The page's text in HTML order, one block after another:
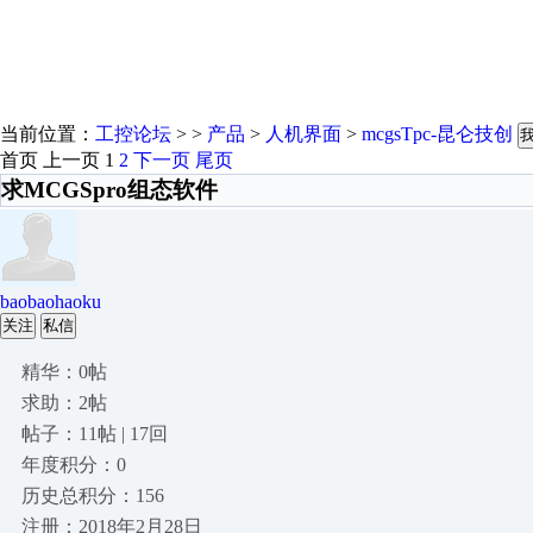
当前位置： 工控论坛 > > 产品 > 人机界面 > mcgsTpc-昆仑技创
首页 上一页 1 2 下一页 尾页
求MCGSpro组态软件
baobaohaoku
关注 私信
精华：0帖
求助：2帖
帖子：11帖 | 17回
年度积分：0
历史总积分：156
注册：2018年2月28日